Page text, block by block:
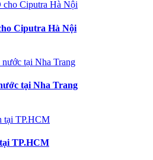
Ciputra Hà Nội
tại Nha Trang
TP.HCM